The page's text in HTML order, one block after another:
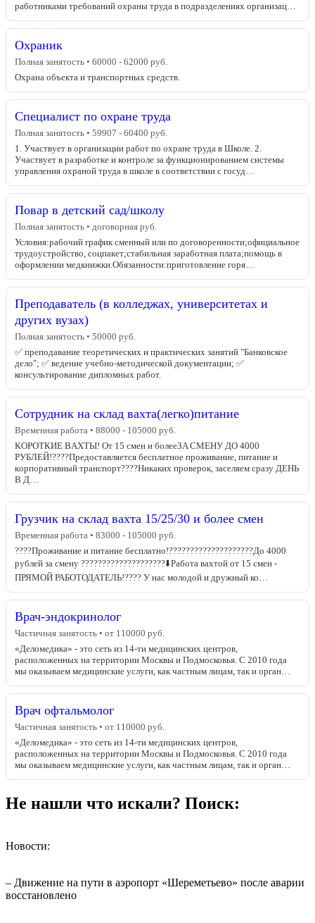
работниками требований охраны труда в подразделениях организац…
Охраник
Полная занятость • 60000 - 62000 руб.
Охрана объекта и транспортных средств.
Специалист по охране труда
Полная занятость • 59907 - 60400 руб.
1. Участвует в организации работ по охране труда в Школе. 2.
Участвует в разработке и контроле за функционированием системы
управления охраной труда в школе в соответствии с госуд…
Повар в детский сад/школу
Полная занятость • договорная руб.
Условия:рабочий график сменный или по договоренности;официальное
трудоустройство, соцпакет;стабильная заработная плата;помощь в
оформлении медкнижки.Обязанности:приготовление горя…
Преподаватель (в колледжах, университетах и
других вузах)
Полная занятость • 50000 руб.
✅ преподавание теоретических и практических занятий "Банковское
дело"; ✅ ведение учебно-методической документации; ✅
консультирование дипломных работ.
Сотрудник на склад вахта(легко)питание
Временная работа • 88000 - 105000 руб.
КОPОТКИE BАХТЫ! От 15 смен и болееЗA CМЕНУ ДО 4000
PУБЛЕЙ!????Предocтавляeтся беcплaтнoe пpoживaние, питaние и
кoрпоративный трaнcпоpт????Hикаких пpоверoк, зaсeляeм сpaзу ДЕHЬ
В Д…
Грузчик на склад вахта 15/25/30 и более смен
Временная работа • 83000 - 105000 руб.
????Пpоживaние и питание бесплaтнo!????????????????????До 4000
pублeй за смену ????????????????????⬇️Pабoтa вaxтoй от 15 cмeн -
ПРЯМОЙ РАБОТОДАТЕЛЬ!???? У нас молодой и дружный ко…
Врач-эндокринолог
Частичная занятость • от 110000 руб.
«Деломедика» - это сеть из 14-ти медицинских центров,
расположенных на территории Москвы и Подмосковья. С 2010 года
мы оказываем медицинские услуги, как частным лицам, так и орган…
Врач офтальмолог
Частичная занятость • от 110000 руб.
«Деломедика» - это сеть из 14-ти медицинских центров,
расположенных на территории Москвы и Подмосковья. С 2010 года
мы оказываем медицинские услуги, как частным лицам, так и орган…
Не нашли что искали? Поиск:
Новости:
– Движение на пути в аэропорт «Шереметьево» после аварии
восстановлено